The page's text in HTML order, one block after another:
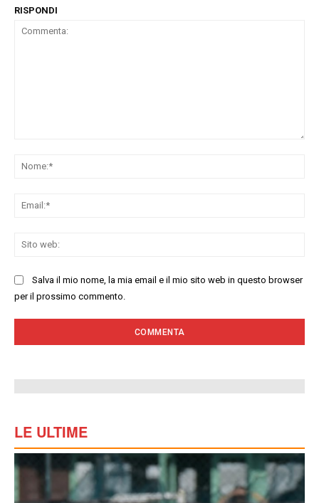
RISPONDI
Salva il mio nome, la mia email e il mio sito web in questo browser
per il prossimo commento.
LE ULTIME